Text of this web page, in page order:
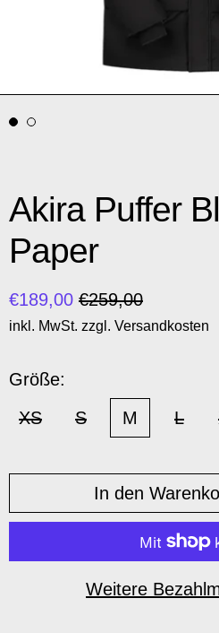
Akira Puffer
Paper
Normaler Preis
€189,00 Sonderpreis
€259,00
inkl. MwSt. zzgl. Versandkosten
Größe:
XS
S M L
In den
Weitere